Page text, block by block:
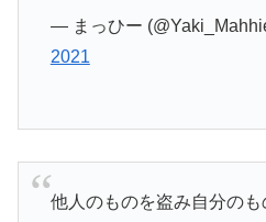
— まっひー
2021
他人のものを盗み自分の